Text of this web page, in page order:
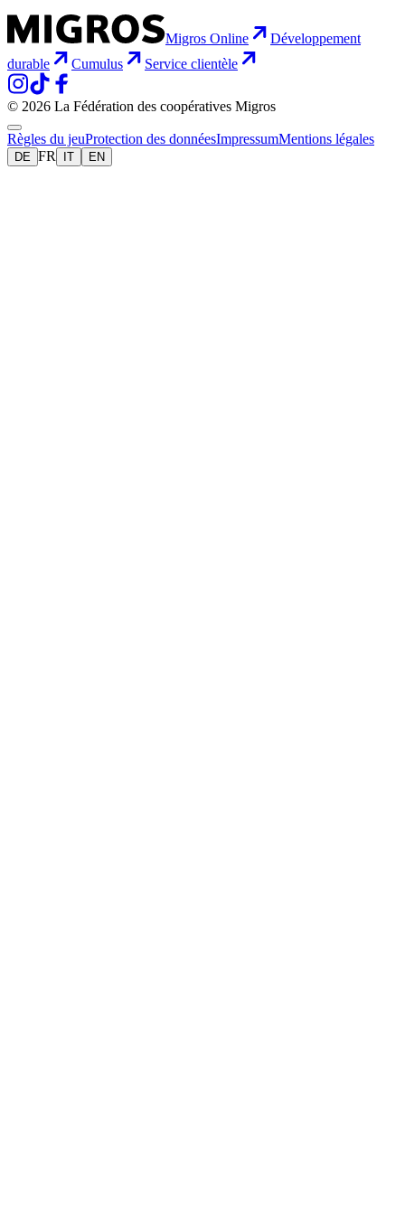
Migros Online
Développement
durable
Cumulus Service clientèle
© 2026 La Fédération des coopératives Migros
Règles du jeuProtection des donnéesImpressumMentions légales
DE FR IT EN